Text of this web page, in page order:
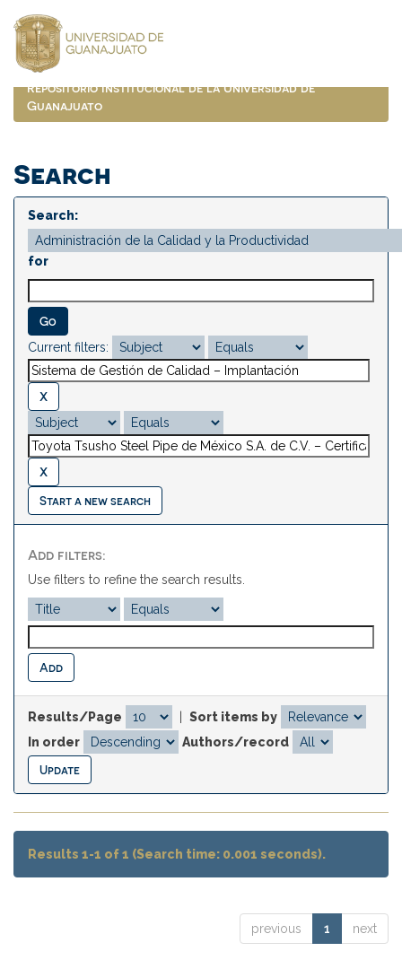
navigation
Repositorio Institucional de la Universidad de
Guanajuato
Search
Search:
for
Current filters:
Start a new search
Add filters:
Use filters to refine the search results.
Results/Page
Sort items by
In order
Authors/record
Results 1-1 of 1 (Search time: 0.001 seconds).
previous 1 next